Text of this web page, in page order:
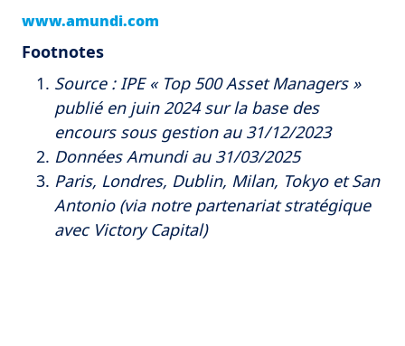
www.amundi.com
Footnotes
Source : IPE « Top 500 Asset Managers »
publié en juin 2024 sur la base des
encours sous gestion au 31/12/2023
Données Amundi au 31/03/2025
Paris, Londres, Dublin, Milan, Tokyo et San
Antonio (via notre partenariat stratégique
avec Victory Capital)